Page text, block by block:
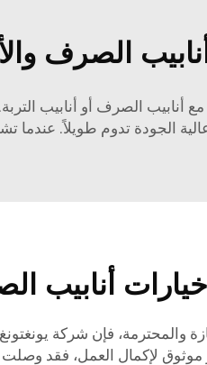
الصرف
الصرف أو أنابيب
الجودة تدوم طويلاً.
أنابيب
والمحترمة، فإن شركة
لإكمال العمل، فقد وصلت